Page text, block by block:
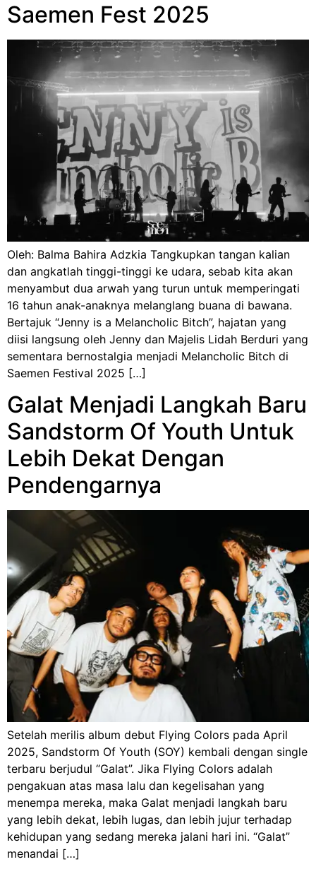
Saemen Fest 2025
Oleh: Balma Bahira Adzkia Tangkupkan tangan kalian
dan angkatlah tinggi-tinggi ke udara, sebab kita akan
menyambut dua arwah yang turun untuk memperingati
16 tahun anak-anaknya melanglang buana di bawana.
Bertajuk “Jenny is a Melancholic Bitch”, hajatan yang
diisi langsung oleh Jenny dan Majelis Lidah Berduri yang
sementara bernostalgia menjadi Melancholic Bitch di
Saemen Festival 2025 […]
Galat Menjadi Langkah Baru
Sandstorm Of Youth Untuk
Lebih Dekat Dengan
Pendengarnya
Setelah merilis album debut Flying Colors pada April
2025, Sandstorm Of Youth (SOY) kembali dengan single
terbaru berjudul “Galat”. Jika Flying Colors adalah
pengakuan atas masa lalu dan kegelisahan yang
menempa mereka, maka Galat menjadi langkah baru
yang lebih dekat, lebih lugas, dan lebih jujur terhadap
kehidupan yang sedang mereka jalani hari ini. “Galat”
menandai […]